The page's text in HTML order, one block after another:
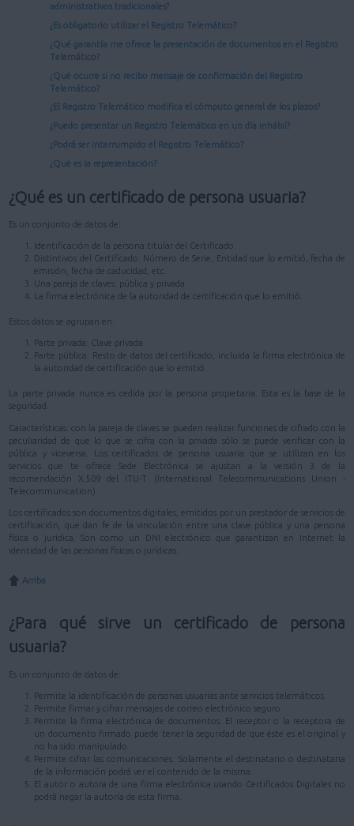
administrativos tradicionales?
¿Es obligatorio utilizar el Registro Telemático?
¿Qué garantía me ofrece la presentación de documentos en el Registro
Telemático?
¿Qué ocurre si no recibo mensaje de confirmación del Registro
Telemático?
¿El Registro Telemático modifica el cómputo general de los plazos?
¿Puedo presentar un Registro Telemático en un día inhábil?
¿Podrá ser interrumpido el Registro Telemático?
¿Qué es la representación?
¿Qué es un certificado de persona usuaria?
Es un conjunto de datos de:
Identificación de la persona titular del Certificado.
Distintivos del Certificado: Número de Serie, Entidad que lo emitió, fecha de
emisión, fecha de caducidad, etc.
Una pareja de claves: pública y privada.
La firma electrónica de la autoridad de certificación que lo emitió.
Estos datos se agrupan en:
Parte privada: Clave privada.
Parte pública: Resto de datos del certificado, incluida la firma electrónica de
la autoridad de certificación que lo emitió.
La parte privada nunca es cedida por la persona propietaria. Esta es la base de la
seguridad.
Características: con la pareja de claves se pueden realizar funciones de cifrado con la
peculiaridad de que lo que se cifra con la privada sólo se puede verificar con la
pública y viceversa. Los certificados de persona usuaria que se utilizan en los
servicios que te ofrece Sede Electrónica se ajustan a la versión 3 de la
recomendación X.509 del ITU-T (International Telecommunications Union -
Telecommunication).
Los certificados son documentos digitales, emitidos por un prestador de servicios de
certificación, que dan fe de la vinculación entre una clave pública y una persona
física o jurídica. Son como un DNI electrónico que garantizan en Internet la
identidad de las personas físicas o jurídicas.
Arriba
¿Para qué sirve un certificado de persona
usuaria?
Es un conjunto de datos de:
Permite la identificación de personas usuarias ante servicios telemáticos.
Permite firmar y cifrar mensajes de correo electrónico seguro.
Permite la firma electrónica de documentos. El receptor o la receptora de
un documento firmado puede tener la seguridad de que éste es el original y
no ha sido manipulado.
Permite cifrar las comunicaciones. Solamente el destinatario o destinataria
de la información podrá ver el contenido de la misma.
El autor o autora de una firma electrónica usando Certificados Digitales no
podrá negar la autoría de esta firma.